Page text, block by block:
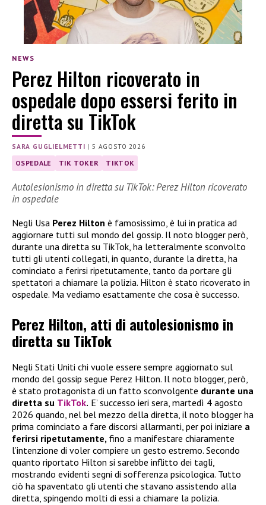
NEWS
Perez Hilton ricoverato in
ospedale dopo essersi ferito in
diretta su TikTok
SARA GUGLIELMETTI |5 AGOSTO 2026
OSPEDALE TIK TOKER TIKTOK
Autolesionismo in diretta su TikTok: Perez Hilton ricoverato
in ospedale
Negli Usa Perez Hilton è famosissimo, è lui in pratica ad
aggiornare tutti sul mondo del gossip. Il noto blogger però,
durante una diretta su TikTok, ha letteralmente sconvolto
tutti gli utenti collegati, in quanto, durante la diretta, ha
cominciato a ferirsi ripetutamente, tanto da portare gli
spettatori a chiamare la polizia. Hilton è stato ricoverato in
ospedale. Ma vediamo esattamente che cosa è successo.
Perez Hilton, atti di autolesionismo in
diretta su TikTok
Negli Stati Uniti chi vuole essere sempre aggiornato sul
mondo del gossip segue Perez Hilton. Il noto blogger, però,
è stato protagonista di un fatto sconvolgente durante una
diretta su TikTok. E’ successo ieri sera, martedì 4 agosto
2026 quando, nel bel mezzo della diretta, il noto blogger ha
prima cominciato a fare discorsi allarmanti, per poi iniziare a
ferirsi ripetutamente, fino a manifestare chiaramente
l’intenzione di voler compiere un gesto estremo. Secondo
quanto riportato Hilton si sarebbe inflitto dei tagli,
mostrando evidenti segni di sofferenza psicologica. Tutto
ciò ha spaventato gli utenti che stavano assistendo alla
diretta, spingendo molti di essi a chiamare la polizia.